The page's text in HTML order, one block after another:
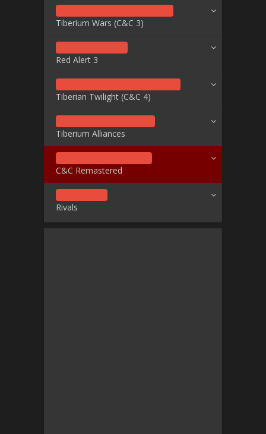
Tiberium Wars (C&C 3)
Red Alert 3
Tiberian Twilight (C&C 4)
Tiberium Alliances
C&C Remastered
Rivals